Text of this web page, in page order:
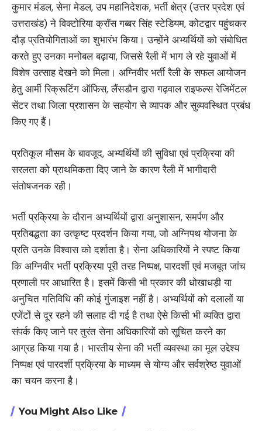
कुमार मंडल, सेना मेडल, उप महानिदेशक, भर्ती क्षेत्र (उत्तर प्रदेश एवं
उत्तराखंड) ने विक्टोरिया क्रॉस गब्बर सिंह स्टेडियम, कोटद्वार पहुंचकर
दौड़ प्रतियोगिताओं का शुभारंभ किया। उन्होंने अभ्यर्थियों को संबोधित
करते हुए उनका मनोबल बढ़ाया, जिससे रैली में भाग ले रहे युवाओं में
विशेष उत्साह देखने को मिला। अग्निवीर भर्ती रैली के सफल आयोजन
हेतु आर्मी रिक्रूटिंग ऑफिस, लैंसडौन द्वारा गढ़वाल राइफल्स रेजिमेंटल
सेंटर तथा जिला प्रशासन के सहयोग से व्यापक और सुव्यवस्थित प्रबंध
किए गए हैं।
प्रतिकूल मौसम के बावजूद, अभ्यर्थियों की सुविधा एवं प्रक्रिया की
सरलता को प्राथमिकता दिए जाने के कारण रैली में भागीदारी
संतोषजनक रही।
भर्ती प्रक्रिया के दौरान अभ्यर्थियों द्वारा अनुशासन, समर्पण और
प्रतिबद्धता का उत्कृष्ट प्रदर्शन किया गया, जो अग्निपथ योजना के
प्रति उनके विश्वास को दर्शाता है। सेना अधिकारियों ने स्पष्ट किया
कि अग्निवीर भर्ती प्रक्रिया पूरी तरह निष्पक्ष, पारदर्शी एवं मजबूत जांच
प्रणाली पर आधारित है। इसमें किसी भी प्रकार की धोखाधड़ी या
अनुचित गतिविधि की कोई गुंजाइश नहीं है। अभ्यर्थियों को दलालों या
एजेंटों से दूर रहने की सलाह दी गई है तथा ऐसे किसी भी व्यक्ति द्वारा
संपर्क किए जाने पर तुरंत सेना अधिकारियों को सूचित करने का
आग्रह किया गया है। भारतीय सेना की भर्ती व्यवस्था का मूल उद्देश्य
निष्पक्ष एवं पारदर्शी प्रक्रिया के माध्यम से योग्य और सर्वश्रेष्ठ युवाओं
का चयन करना है।
You Might Also Like